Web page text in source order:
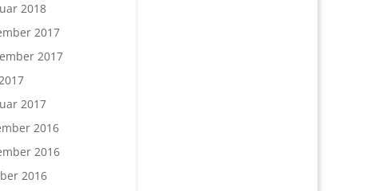
2018
2017
2017
2017
2016
2016
2016